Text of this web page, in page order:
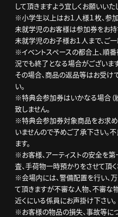
して頂きますよう宜しくお願いいた
※小学生以上はお１人様１枚、参
未就学児のお客様は参加券をお持
未就学児のお子様お１人まで、ご
※イベントスペースの都合上、順
況でも終了となる場合がございます
その場合、商品の返品等はお受け
い。
※特典会参加券はいかなる場合（
致しません。
※特典会参加券対象商品をお求
いませんので予めご了承下さい。
ます。
※お客様、アーティストの安全を
査、手荷物一時預かりをさせて頂く
※会場内には、警備配置を行い、
て頂きますが不審な人物、不審な
近くにいる係員にお声掛け下さい。
※お客様の物品の損失、事故等に